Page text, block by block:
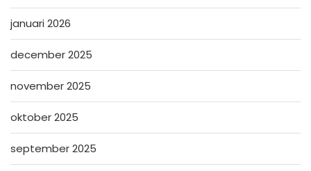
januari 2026
december 2025
november 2025
oktober 2025
september 2025